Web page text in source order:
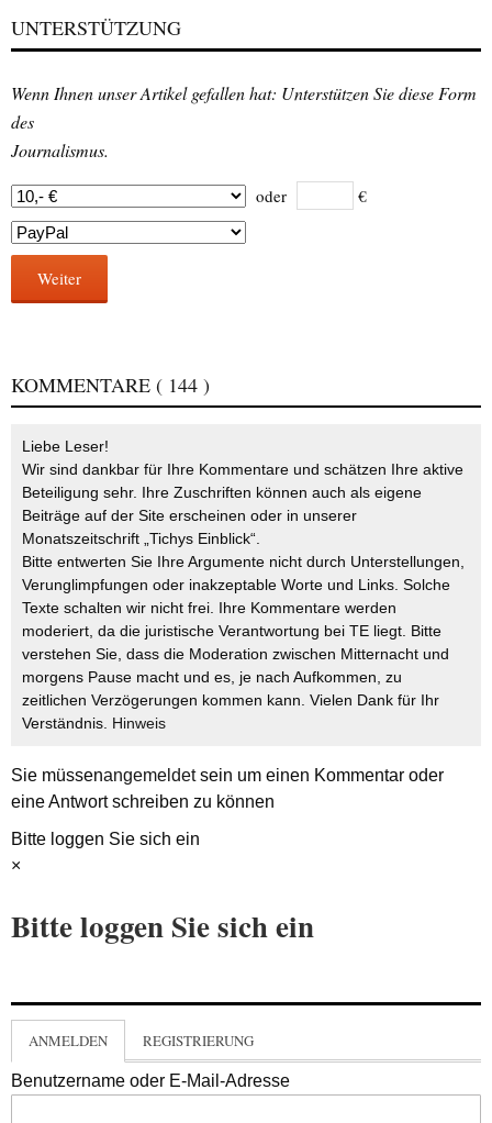
UNTERSTÜTZUNG
Wenn Ihnen unser Artikel gefallen hat: Unterstützen Sie diese Form
des
Journalismus.
oder €
Weiter
KOMMENTARE ( 144 )
Liebe Leser!
Wir sind dankbar für Ihre Kommentare und schätzen Ihre aktive
Beteiligung sehr. Ihre Zuschriften können auch als eigene
Beiträge auf der Site erscheinen oder in unserer
Monatszeitschrift „Tichys Einblick“.
Bitte entwerten Sie Ihre Argumente nicht durch Unterstellungen,
Verunglimpfungen oder inakzeptable Worte und Links. Solche
Texte schalten wir nicht frei. Ihre Kommentare werden
moderiert, da die juristische Verantwortung bei TE liegt. Bitte
verstehen Sie, dass die Moderation zwischen Mitternacht und
morgens Pause macht und es, je nach Aufkommen, zu
zeitlichen Verzögerungen kommen kann. Vielen Dank für Ihr
Verständnis. Hinweis
Sie müssenangemeldetsein um einen Kommentar oder
eine Antwort schreiben zu können
Bitte loggen Sie sich ein
×
Bitte loggen Sie sich ein
ANMELDEN REGISTRIERUNG
Benutzername oder E-Mail-Adresse